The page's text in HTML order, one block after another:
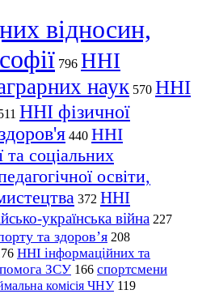
відносин,
796 ННІ
наук 570 ННІ
ННІ фізичної
440 ННІ
та соціальних
освіти,
372 ННІ
українська війна 227
та здоров’я 208
ННІ інформаційних та
ЗСУ 166 спортсмени
комісія ЧНУ 119